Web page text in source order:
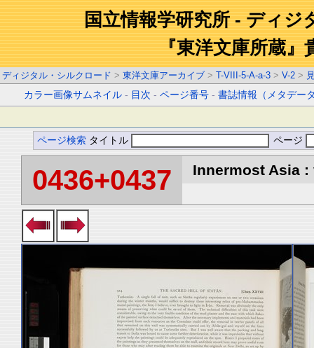
国立情報学研究所 - ディジ
『東洋文庫所蔵』
ディジタル・シルクロード > 東洋文庫アーカイブ > T-VIII-5-A-a-3 > V-2 >
カラー画像サムネイル - 目次 -ページ番号 -書誌情報（メタデー
ページ検索 タイトル ページ
0436+0437 Innermost Asia :